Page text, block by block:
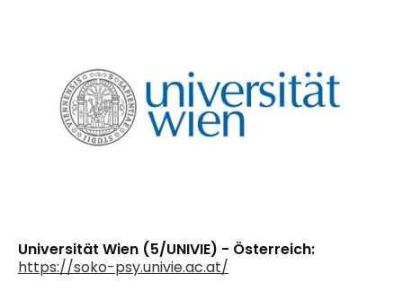
Universität Wien (5/UNIVIE) - Österreich:
https://soko-psy.univie.ac.at/